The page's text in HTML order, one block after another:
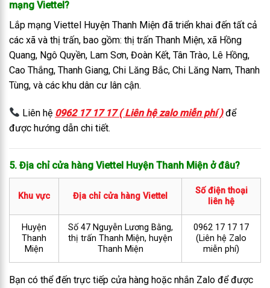
mạng Viettel?
Lắp mạng Viettel Huyện Thanh Miện đã triển khai đến tất cả
các xã và thị trấn, bao gồm: thị trấn Thanh Miện, xã Hồng
Quang, Ngô Quyền, Lam Sơn, Đoàn Kết, Tân Trào, Lê Hồng,
Cao Thắng, Thanh Giang, Chi Lăng Bắc, Chi Lăng Nam, Thanh
Tùng, và các khu dân cư lân cận.
Liên hệ 0962 17 17 17 ( Liên hệ zalo miễn phí ) để
được hướng dẫn chi tiết.
5. Địa chỉ cửa hàng Viettel Huyện Thanh Miện ở đâu?
Khu vực Địa chỉ cửa hàng Viettel
Số điện thoại
liên hệ
Huyện
Thanh
Miện
Số 47 Nguyễn Lương Bằng,
thị trấn Thanh Miện, huyện
Thanh Miện
0962 17 17 17
(Liên hệ Zalo
miễn phí)
Bạn có thể đến trực tiếp cửa hàng hoặc nhắn Zalo để được